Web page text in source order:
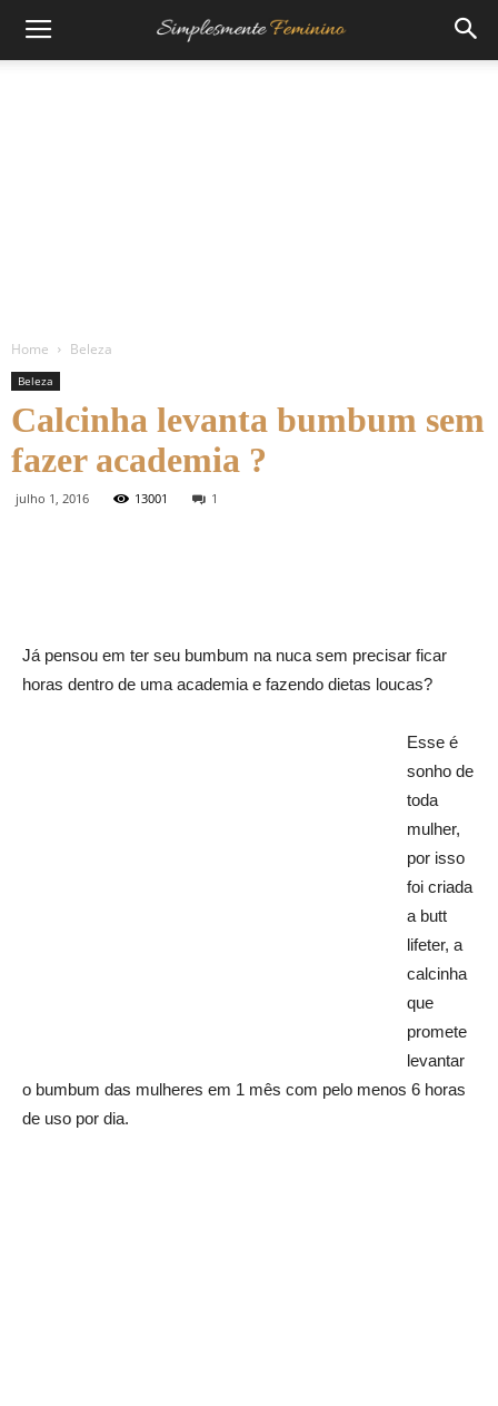
Home Beleza
Beleza
Calcinha levanta bumbum sem
fazer academia ?
julho 1, 2016 13001 1
Já pensou em ter seu bumbum na nuca sem precisar ficar
horas dentro de uma academia e fazendo dietas loucas?
Esse é
sonho de
toda
mulher,
por isso
foi criada
a butt
lifeter, a
calcinha
que
promete
levantar
o bumbum das mulheres em 1 mês com pelo menos 6 horas
de uso por dia.